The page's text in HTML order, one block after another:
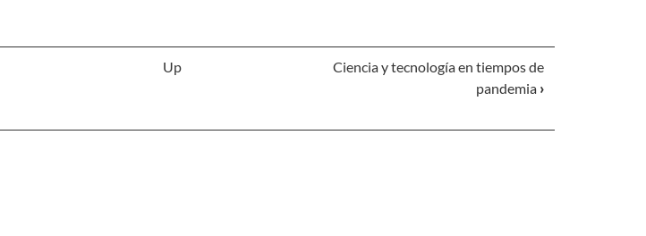
Up
Ciencia y tecnología en tiempos de
pandemia ›